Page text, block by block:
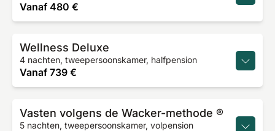
Vanaf 480 €
Wellness Deluxe
4 nachten, tweepersoonskamer, halfpension
Vanaf 739 €
Vasten volgens de Wacker-methode ®
5 nachten, tweepersoonskamer, volpension